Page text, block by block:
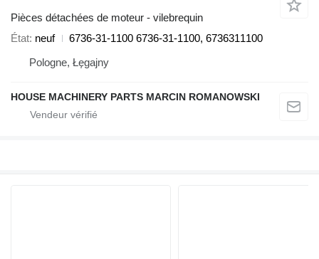
Pièces détachées de moteur - vilebrequin
État neuf
6736-31-1100 6736-31-1100, 6736311100
Pologne, Łęgajny
HOUSE MACHINERY PARTS MARCIN ROMANOWSKI